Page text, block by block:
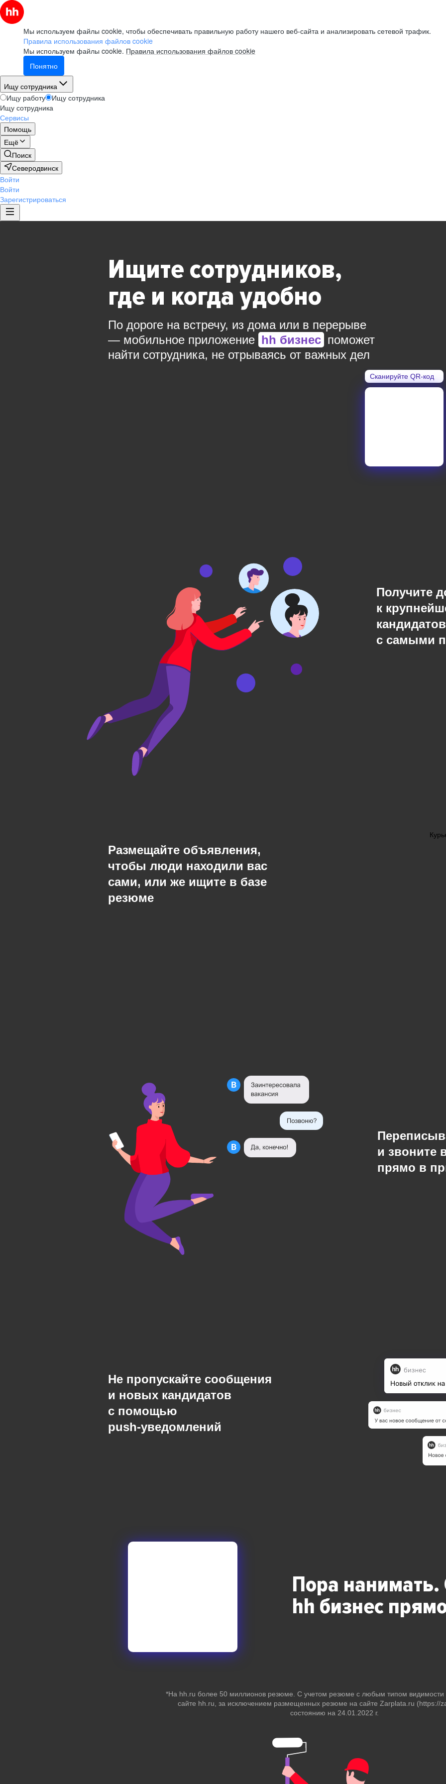
Мы используем файлы cookie, чтобы обеспечивать правильную работу нашего веб-сайта и анализировать сетевой трафик.
Правила использования файлов cookie
Мы используем файлы cookie. Правила использования файлов cookie
Понятно
Ищу сотрудника
Ищу работу
Ищу сотрудника
Ищу сотрудника
Сервисы
Помощь
Ещё
Поиск
Северодвинск
Войти
Войти
Зарегистрироваться
Ищите сотрудников,
где и когда удобно
По дороге на встречу, из дома или в перерыве
— мобильное приложение hh бизнес поможет
найти сотрудника, не отрываясь от важных дел
Сканируйте QR-код
Получите
к
с самыми
Размещайте объявления,
чтобы люди находили вас
сами, или же ищите в базе
резюме
и звоните
прямо в
Не пропускайте сообщения
и новых кандидатов
с помощью
push-уведомлений
Пора нанимать.
hh бизнес
*На hh.ru более 50 миллионов резюме. С учетом резюме с любым типом
сайте hh.ru, за исключением размещенных резюме на сайте Zarplata.ru (https://
состоянию на 24.01.2022 г.